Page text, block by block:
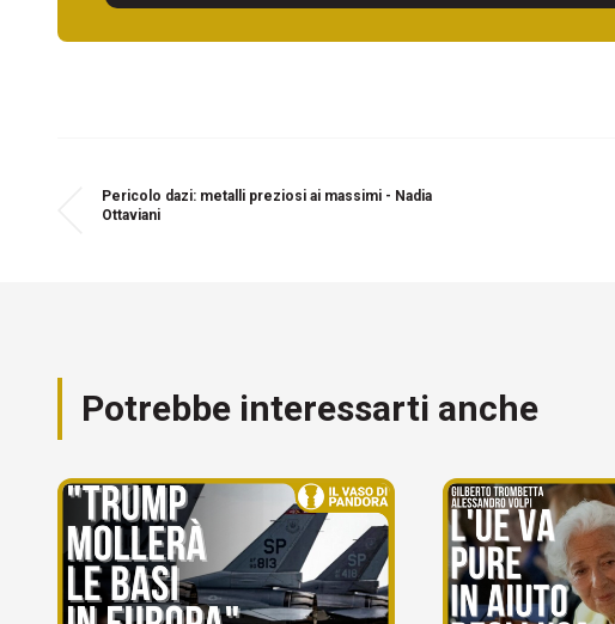
Pericolo dazi: metalli preziosi ai massimi - Nadia
Ottaviani
Potrebbe interessarti anche